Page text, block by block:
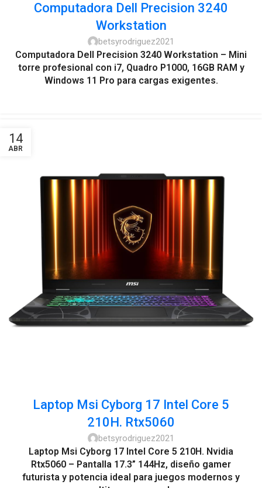
Computadora Dell Precision 3240
Workstation
betsyrodriguez2021
Computadora Dell Precision 3240 Workstation – Mini
torre profesional con i7, Quadro P1000, 16GB RAM y
Windows 11 Pro para cargas exigentes.
14
ABR
Laptop Msi Cyborg 17 Intel Core 5
210H. Rtx5060
betsyrodriguez2021
Laptop Msi Cyborg 17 Intel Core 5 210H. Nvidia
Rtx5060 – Pantalla 17.3” 144Hz, diseño gamer
futurista y potencia ideal para juegos modernos y